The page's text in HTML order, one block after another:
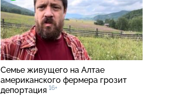
Семье живущего на Алтае
американского фермера грозит
депортация 16+